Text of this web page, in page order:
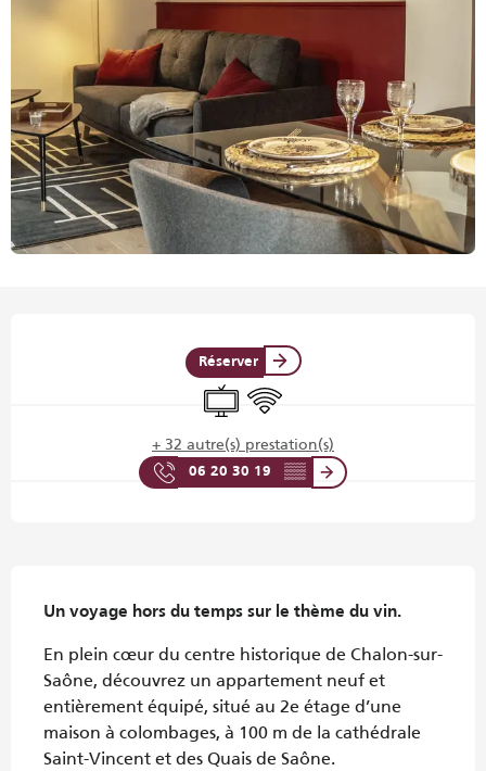
Réserver
Télévision
WiFi
+ 32 autre(s) prestation(s)
06 20 30 19 ▒▒
Un voyage hors du temps sur le thème du vin.
En plein cœur du centre historique de Chalon-sur-
Saône, découvrez un appartement neuf et
entièrement équipé, situé au 2e étage d’une
maison à colombages, à 100 m de la cathédrale
Saint-Vincent et des Quais de Saône.